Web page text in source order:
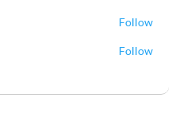
Follow
Follow